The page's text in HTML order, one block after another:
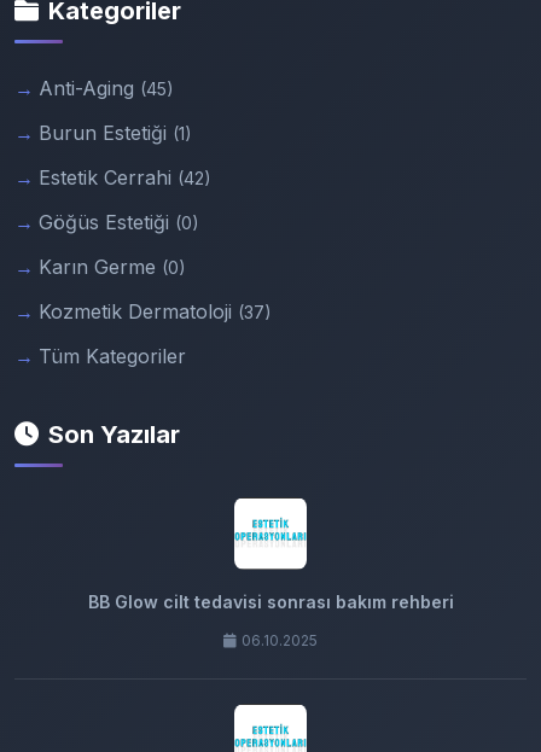
Kategoriler
Anti-Aging (45)
Burun Estetiği (1)
Estetik Cerrahi (42)
Göğüs Estetiği (0)
Karın Germe (0)
Kozmetik Dermatoloji (37)
Tüm Kategoriler
Son Yazılar
BB Glow cilt tedavisi sonrası bakım rehberi
06.10.2025